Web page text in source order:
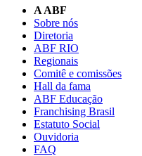
A ABF
Sobre nós
Diretoria
ABF RIO
Regionais
Comitê e comissões
Hall da fama
ABF Educação
Franchising Brasil
Estatuto Social
Ouvidoria
FAQ